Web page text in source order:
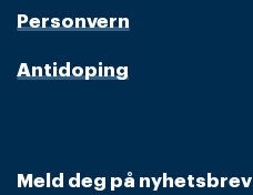
Personvern
Antidoping
Meld deg på nyhetsbrev